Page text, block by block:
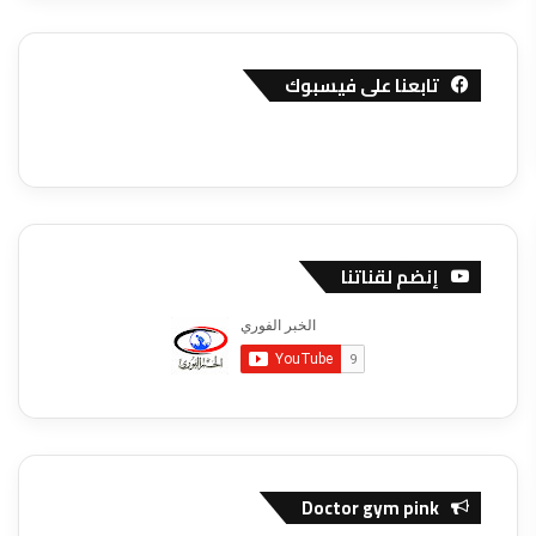
تابعنا على فيسبوك
إنضم لقناتنا
Doctor gym pink